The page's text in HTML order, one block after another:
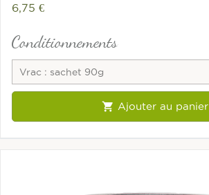
6,75 €
Conditionnements
Vrac : sachet 90g
 Ajouter au panier